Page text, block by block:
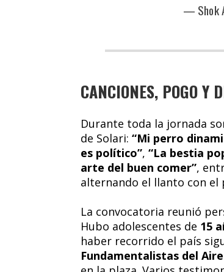
— Shok
CANCIONES, POGO Y
Durante toda la jornada
de Solari: “Mi perro
es político”, “La bestia
arte del buen comer”,
alternando el llanto con el
La convocatoria reunió
Hubo adolescentes de 15
haber recorrido el país
Fundamentalistas del